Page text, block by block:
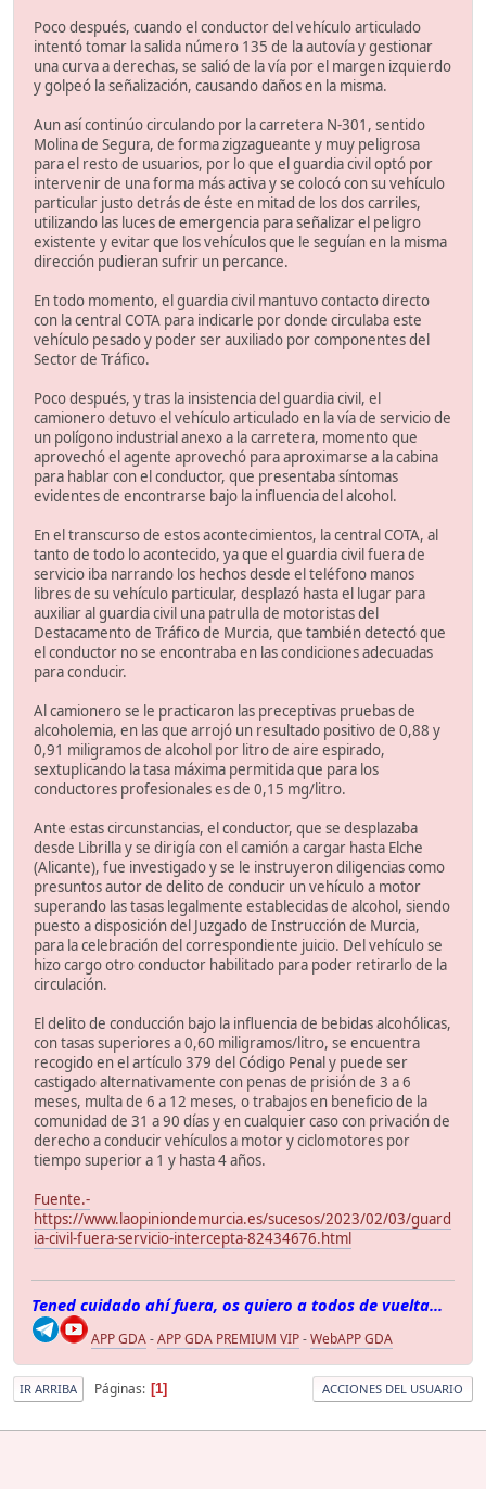
Poco después, cuando el conductor del vehículo articulado
intentó tomar la salida número 135 de la autovía y gestionar
una curva a derechas, se salió de la vía por el margen izquierdo
y golpeó la señalización, causando daños en la misma.
Aun así continúo circulando por la carretera N-301, sentido
Molina de Segura, de forma zigzagueante y muy peligrosa
para el resto de usuarios, por lo que el guardia civil optó por
intervenir de una forma más activa y se colocó con su vehículo
particular justo detrás de éste en mitad de los dos carriles,
utilizando las luces de emergencia para señalizar el peligro
existente y evitar que los vehículos que le seguían en la misma
dirección pudieran sufrir un percance.
En todo momento, el guardia civil mantuvo contacto directo
con la central COTA para indicarle por donde circulaba este
vehículo pesado y poder ser auxiliado por componentes del
Sector de Tráfico.
Poco después, y tras la insistencia del guardia civil, el
camionero detuvo el vehículo articulado en la vía de servicio de
un polígono industrial anexo a la carretera, momento que
aprovechó el agente aprovechó para aproximarse a la cabina
para hablar con el conductor, que presentaba síntomas
evidentes de encontrarse bajo la influencia del alcohol.
En el transcurso de estos acontecimientos, la central COTA, al
tanto de todo lo acontecido, ya que el guardia civil fuera de
servicio iba narrando los hechos desde el teléfono manos
libres de su vehículo particular, desplazó hasta el lugar para
auxiliar al guardia civil una patrulla de motoristas del
Destacamento de Tráfico de Murcia, que también detectó que
el conductor no se encontraba en las condiciones adecuadas
para conducir.
Al camionero se le practicaron las preceptivas pruebas de
alcoholemia, en las que arrojó un resultado positivo de 0,88 y
0,91 miligramos de alcohol por litro de aire espirado,
sextuplicando la tasa máxima permitida que para los
conductores profesionales es de 0,15 mg/litro.
Ante estas circunstancias, el conductor, que se desplazaba
desde Librilla y se dirigía con el camión a cargar hasta Elche
(Alicante), fue investigado y se le instruyeron diligencias como
presuntos autor de delito de conducir un vehículo a motor
superando las tasas legalmente establecidas de alcohol, siendo
puesto a disposición del Juzgado de Instrucción de Murcia,
para la celebración del correspondiente juicio. Del vehículo se
hizo cargo otro conductor habilitado para poder retirarlo de la
circulación.
El delito de conducción bajo la influencia de bebidas alcohólicas,
con tasas superiores a 0,60 miligramos/litro, se encuentra
recogido en el artículo 379 del Código Penal y puede ser
castigado alternativamente con penas de prisión de 3 a 6
meses, multa de 6 a 12 meses, o trabajos en beneficio de la
comunidad de 31 a 90 días y en cualquier caso con privación de
derecho a conducir vehículos a motor y ciclomotores por
tiempo superior a 1 y hasta 4 años.
Fuente.-
https://www.laopiniondemurcia.es/sucesos/2023/02/03/guard
ia-civil-fuera-servicio-intercepta-82434676.html
Tened cuidado ahí fuera, os quiero a todos de vuelta...
APP GDA-APP GDA PREMIUM VIP-WebAPP GDA
IR ARRIBA Páginas 1 ACCIONES DEL USUARIO